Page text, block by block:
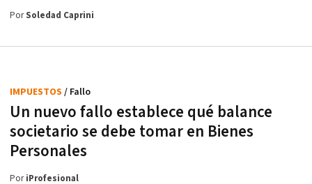
PorSoledad Caprini
Un nuevo fallo establece qué balance
societario se debe tomar en Bienes
Personales
IMPUESTOS / Fallo
PoriProfesional